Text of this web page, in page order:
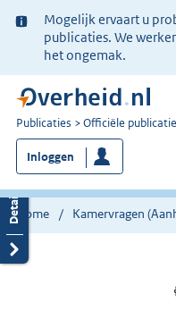
Ter
informatie:
Mogelijk ervaart u
publicaties. We
het ongemak.
U
bent
nu
hier:
Publicaties Officiële
Inloggen
Home Kamervragen